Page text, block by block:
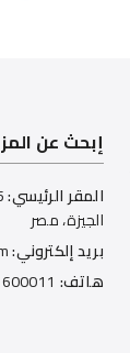
إبحث عن
المقر الرئيسي:
الجيزة، مصر
بريد إلكتروني:
هاتف: